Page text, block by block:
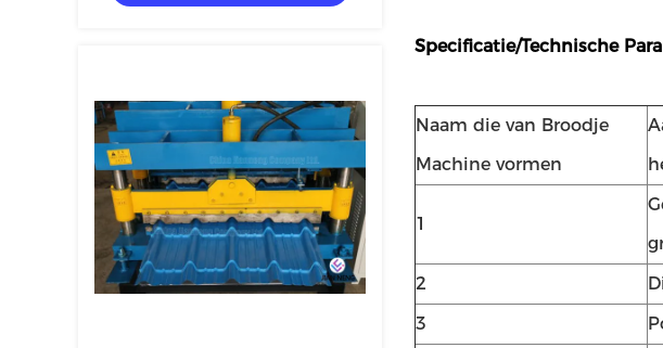
Specificatie/Technische
Naam die van Broodje
Machine vormen
1
2
3